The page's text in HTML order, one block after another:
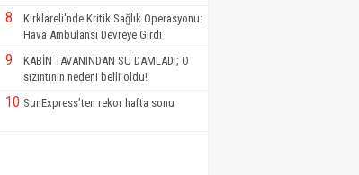
8
Kırklareli'nde Kritik Sağlık Operasyonu:
Hava Ambulansı Devreye Girdi
9
KABİN TAVANINDAN SU DAMLADI; O
sızıntının nedeni belli oldu!
10 SunExpress’ten rekor hafta sonu